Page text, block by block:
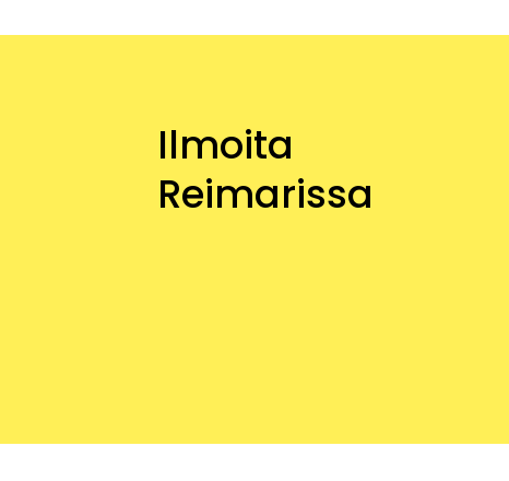
Ilmoita
Reimarissa